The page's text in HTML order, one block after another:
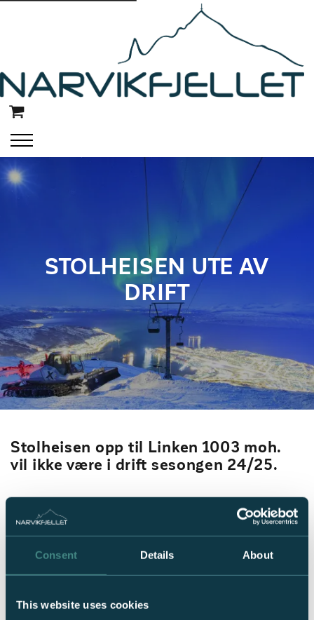
Consent Details About
This website uses cookies
STOLHEISEN UTE AV
DRIFT
Stolheisen opp til Linken 1003 moh.
vil ikke være i drift sesongen 24/25.
I mars 2029 skal Narvik skal arrangere VM i alpint. De kommende
årene før mesterskapet vil det skje omfattende arenautbygging i
LinkenExpressen.
stolheisen har i dag.